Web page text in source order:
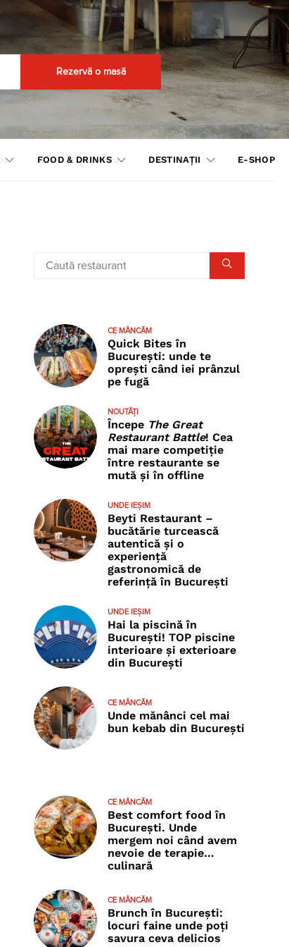
Rezervă o masă
FOOD & DRINKS DESTINAȚII E-SHOP
CE MÂNCĂM
Quick Bites în
București: unde te
oprești când iei prânzul
pe fugă
NOUTĂȚI
Începe The Great
Restaurant Battle! Cea
mai mare competiție
între restaurante se
mută și în offline
UNDE IEȘIM
Beyti Restaurant –
bucătărie turcească
autentică și o
experiență
gastronomică de
referință în București
UNDE IEȘIM
Hai la piscină în
București! TOP piscine
interioare și exterioare
din București
CE MÂNCĂM
Unde mănânci cel mai
bun kebab din București
CE MÂNCĂM
Best comfort food în
București. Unde
mergem noi când avem
nevoie de terapie…
culinară
CE MÂNCĂM
Brunch în București:
locuri faine unde poţi
savura ceva delicios